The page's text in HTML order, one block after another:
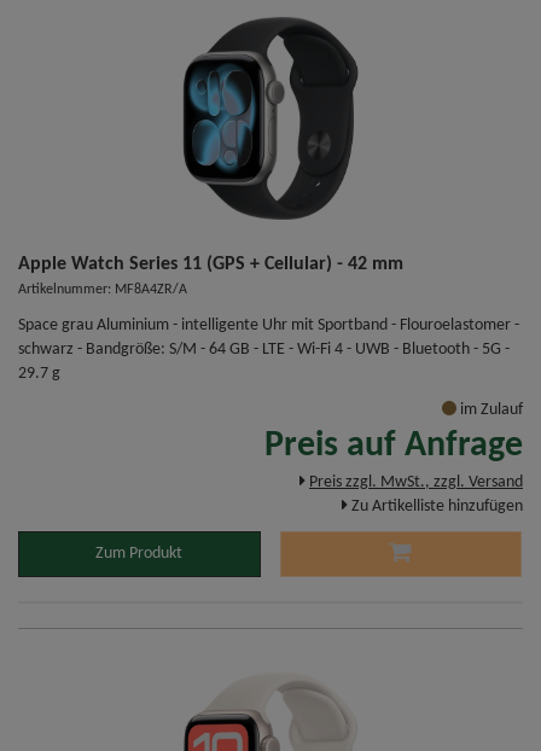
Apple Watch Series 11 (GPS + Cellular) - 42 mm
Artikelnummer: MF8A4ZR/A
Space grau Aluminium - intelligente Uhr mit Sportband - Flouroelastomer -
schwarz - Bandgröße: S/M - 64 GB - LTE - Wi-Fi 4 - UWB - Bluetooth - 5G -
29.7 g
im Zulauf
Preis auf Anfrage
Preis zzgl. MwSt., zzgl. Versand
Zu Artikelliste hinzufügen
Zum Produkt